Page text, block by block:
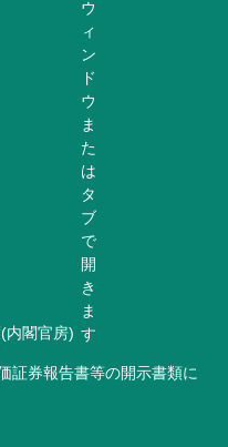
内閣官房)
証券報告書等の開示書類に